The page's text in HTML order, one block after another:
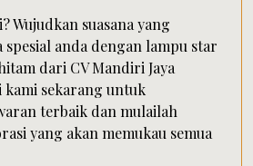
Wujudkan suasana yang
spesial anda dengan lampu star
dari CV Mandiri Jaya
kami sekarang untuk
terbaik dan mulailah
yang akan memukau semua